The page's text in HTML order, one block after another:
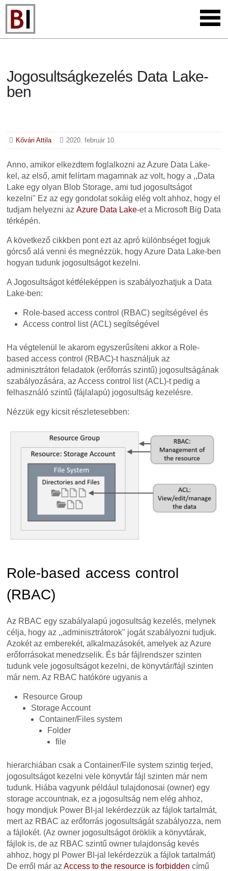
Jogosultságkezelés Data Lake-
ben
Kővári Attila 2020. február 10.
Anno, amikor elkezdtem foglalkozni az Azure Data Lake-
kel, az első, amit felírtam magamnak az volt, hogy a ,,Data
Lake egy olyan Blob Storage, ami tud jogosultságot
kezelni" Ez az egy gondolat sokáig elég volt ahhoz, hogy el
tudjam helyezni azAzure Data Lake-et a Microsoft Big Data
térképén.
A következő cikkben pont ezt az apró különbséget fogjuk
górcső alá venni és megnézzük, hogy Azure Data Lake-ben
hogyan tudunk jogosultságot kezelni.
A Jogosultságot kétféleképpen is szabályozhatjuk a Data
Lake-ben:
Role-based access control (RBAC) segítségével és
Access control list (ACL) segítségével
Ha végtelenül le akarom egyszerűsíteni akkor a Role-
based access control (RBAC)-t használjuk az
adminisztrátori feladatok (erőforrás szintű) jogosultságának
szabályozására, az Access control list (ACL)-t pedig a
felhasználó szintű (fájlalapú) jogosultság kezelésre.
Nézzük egy kicsit részletesebben:
Role-based access control
(RBAC)
Az RBAC egy szabályalapú jogosultság kezelés, melynek
célja, hogy az ,,adminisztrátorok" jogát szabályozni tudjuk.
Azokét az emberekét, alkalmazásokét, amelyek az Azure
erőforrásokat menedzselik. És bár fájlrendszer szinten
tudunk vele jogosultságot kezelni, de könyvtár/fájl szinten
már nem. Az RBAC hatóköre ugyanis a
Resource Group
Storage Account
Container/Files system
Folder
file
hierarchiában csak a Container/File system szintig terjed,
jogosultságot kezelni vele könyvtár fájl szinten már nem
tudunk. Hiába vagyunk például tulajdonosai (owner) egy
storage accountnak, ez a jogosultság nem elég ahhoz,
hogy mondjuk Power BI-jal lekérdezzük az fájlok tartalmát,
mert az RBAC az erőforrás jogosultságát szabályozza, nem
a fájlokét. (Az owner jogosultságot öröklik a könyvtárak,
fájlok is, de az RBAC szintű owner tulajdonság kevés
ahhoz, hogy pl Power BI-jal lekérdezzük a fájlok tartalmát)
De erről már azAccess to the resource is forbidden című